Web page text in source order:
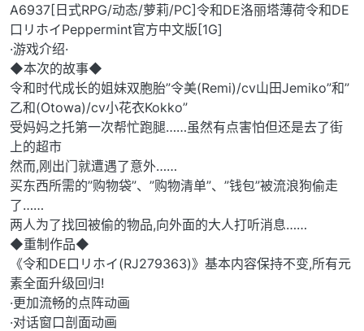
A6937[日式RPG/动态/萝莉/PC]令和DE洛丽塔薄荷令和DE
口リホイPeppermint官方中文版[1G]
·游戏介绍·
◆本次的故事◆
令和时代成长的姐妹双胞胎”令美(Remi)/cv山田Jemiko”和”
乙和(Otowa)/cv小花衣Kokko”
受妈妈之托第一次帮忙跑腿……虽然有点害怕但还是去了街
上的超市
然而,刚出门就遭遇了意外……
买东西所需的”购物袋”、”购物清单”、”钱包”被流浪狗偷走
了……
两人为了找回被偷的物品,向外面的大人打听消息……
◆重制作品◆
《令和DE口リホイ(RJ279363)》基本内容保持不变,所有元
素全面升级回归!
·更加流畅的点阵动画
·对话窗口剖面动画